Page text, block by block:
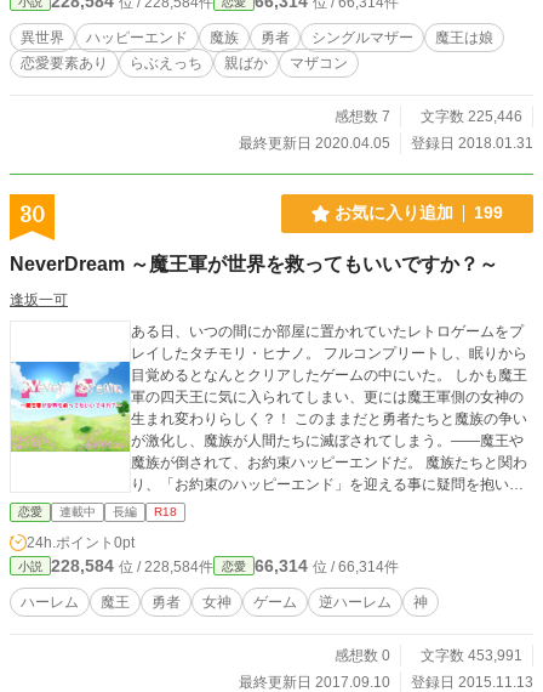
異世界 ハッピーエンド 魔族 勇者 シングルマザー
魔王は娘
恋愛要素あり
らぶえっち 親ばか マザコン
感想数 7
文字数 225,446
最終更新日 2020.04.05
登録日 2018.01.31
30 お気に入り追加 199
NeverDream ～魔王軍が世界を救ってもいいですか？～
逢坂一可
ある日、いつの間にか部屋に置かれていたレトロゲームをプ
レイしたタチモリ・ヒナノ。 フルコンプリートし、眠りから
目覚めるとなんとクリアしたゲームの中にいた。 しかも魔王
軍の四天王に気に入られてしまい、更には魔王軍側の女神の
生まれ変わりらしく？！ このままだと勇者たちと魔族の争い
が激化し、魔族が人間たちに滅ぼされてしまう。――魔王や
魔族が倒されて、お約束ハッピーエンドだ。 魔族たちと関わ
り、「お約束のハッピーエンド」を迎える事に疑問を抱いた
ヒナノ。 このゲームに似た世界にトリップしたヒナノは、
「お約束のハッピーエンド」を回避することを決意する。 ※
定番の勇者が魔王を倒す王道のレトロゲームにトリップしま
す。 ※魔王軍での逆ハーレム。無理矢理あまあま恋愛。 ※R
18には、「◆」を記載します。 小説家になろうでも連載中で
す。（登場人物紹介 挿絵有） http://novel18.syosetu.com/n32
恋愛 連載中 長編 R18
24h.ポイント 0pt
小説 228,584 位 / 228,584件 恋愛 66,314 位 / 66,314件
ハーレム 魔王 勇者 女神 ゲーム 逆ハーレム 神
感想数 0
文字数 453,991
最終更新日 2017.09.10
登録日 2015.11.13